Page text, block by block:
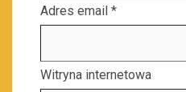
Adres email *
Witryna internetowa